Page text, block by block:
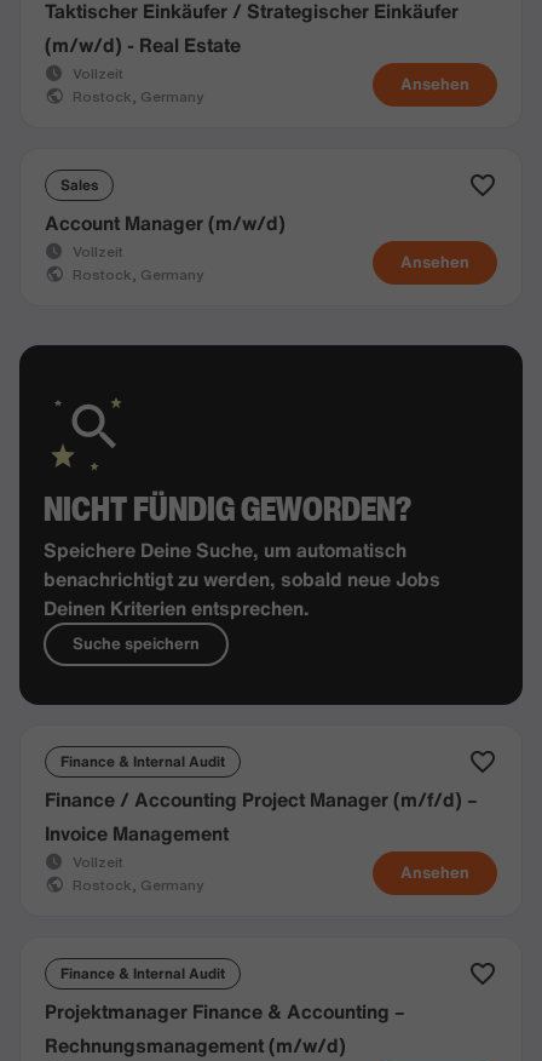
Ansehen
Taktischer Einkäufer / Strategischer Einkäufer
(m/w/d) - Real Estate
Vollzeit
Rostock, Germany
Sales
Ansehen
Account Manager (m/w/d)
Vollzeit
Rostock, Germany
NICHT FÜNDIG GEWORDEN?
Speichere Deine Suche, um automatisch
benachrichtigt zu werden, sobald neue Jobs
Deinen Kriterien entsprechen.
Suche speichern
Finance & Internal Audit
Ansehen
Finance / Accounting Project Manager (m/f/d) –
Invoice Management
Vollzeit
Rostock, Germany
Finance & Internal Audit
Projektmanager Finance & Accounting –
Rechnungsmanagement (m/w/d)